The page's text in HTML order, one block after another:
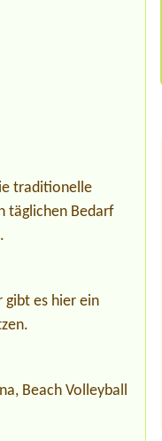
traditionelle
täglichen Bedarf
gibt es hier ein
Beach Volleyball